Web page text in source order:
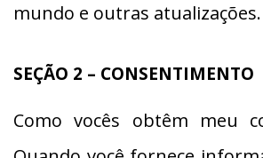
mundo e outras atualizações.
SEÇÃO 2 – CONSENTIMENTO
Como vocês obtêm meu